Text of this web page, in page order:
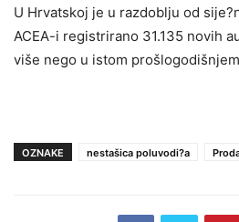
U Hrvatskoj je u razdoblju od
ACEA-i registrirano 31.135 novih
više nego u istom
OZNAKE nestašica poluvodi?a